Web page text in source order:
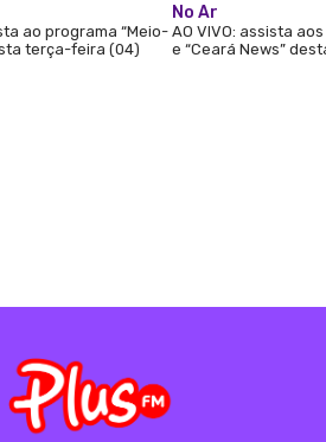
ao programa “Meio-
terça-feira (04)
No Ar
AO VIVO: assista
e “Ceará News”